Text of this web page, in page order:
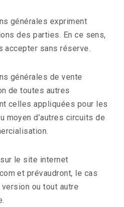
générales expriment
des parties. En ce sens,
accepter sans réserve.
générales de vente
de toutes autres
celles appliquées pour les
moyen d’autres circuits de
le site internet
et prévaudront, le cas
ou tout autre